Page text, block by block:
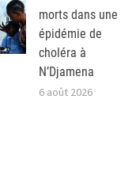
morts dans une
épidémie de
choléra à
N’Djamena
6 août 2026